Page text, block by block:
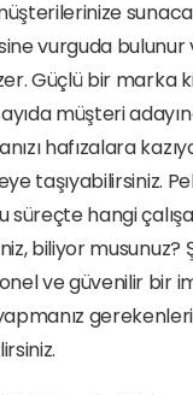
vurguda
Güçlü bir marka
müşteri
hafızalara
taşıyabilirsiniz.
süreçte hangi
biliyor musunuz?
ve güvenilir bir
gerekenleri